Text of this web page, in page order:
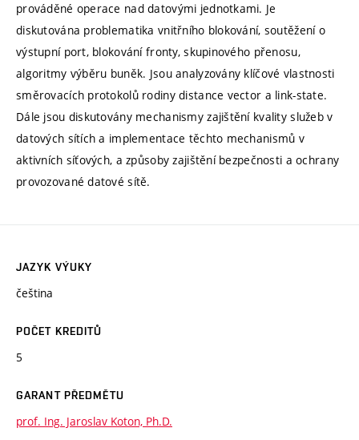
prováděné operace nad datovými jednotkami. Je
diskutována problematika vnitřního blokování, soutěžení o
výstupní port, blokování fronty, skupinového přenosu,
algoritmy výběru buněk. Jsou analyzovány klíčové vlastnosti
směrovacích protokolů rodiny distance vector a link-state.
Dále jsou diskutovány mechanismy zajištění kvality služeb v
datových sítích a implementace těchto mechanismů v
aktivních síťových, a způsoby zajištění bezpečnosti a ochrany
provozované datové sítě.
JAZYK VÝUKY
čeština
POČET KREDITŮ
5
GARANT PŘEDMĚTU
prof. Ing. Jaroslav Koton, Ph.D.